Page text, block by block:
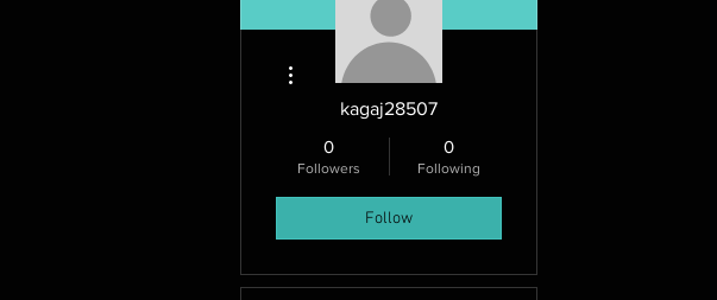
kagaj28507
0
Followers
0
Following
Follow
More actions